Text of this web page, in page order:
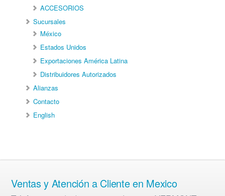
ACCESORIOS
Sucursales
México
Estados Unidos
Exportaciones América Latina
Distribuidores Autorizados
Alianzas
Contacto
English
Ventas y Atención a Cliente en Mexico